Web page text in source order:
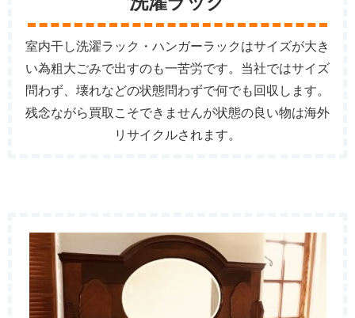
室内干し洗濯ラック・ハンガーラックはサイズが大き
い為粗大ごみで出すのも一苦労です。当社ではサイズ
問わず、壊れなどの状態問わずで何でも回収します。
残念ながら買取こそできませんが状態の良い物は海外
リサイクルされます。